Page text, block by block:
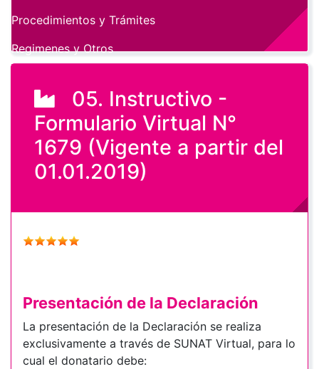
05. Instructivo -
Formulario Virtual N°
1679 (Vigente a partir del
01.01.2019)
Presentación de la Declaración
La presentación de la Declaración se realiza
exclusivamente a través de SUNAT Virtual, para lo
cual el donatario debe:
Procedimientos y Trámites
Regimenes y Otros